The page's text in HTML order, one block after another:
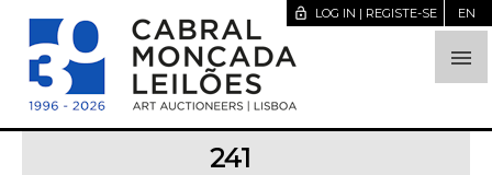

lock_open LOG IN | REGISTE-SE EN
241